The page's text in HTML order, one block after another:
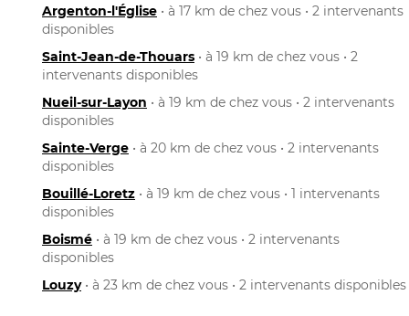
Argenton-l'Église • à 17 km de chez vous • 2 intervenants
disponibles
Saint-Jean-de-Thouars • à 19 km de chez vous • 2
intervenants disponibles
Nueil-sur-Layon • à 19 km de chez vous • 2 intervenants
disponibles
Sainte-Verge • à 20 km de chez vous • 2 intervenants
disponibles
Bouillé-Loretz • à 19 km de chez vous • 1 intervenants
disponibles
Boismé • à 19 km de chez vous • 2 intervenants
disponibles
Louzy• à 23 km de chez vous • 2 intervenants disponibles